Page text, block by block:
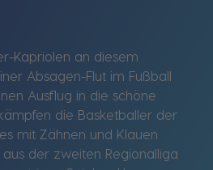
Kapriolen an diesem
Absagen-Flut im Fußball
Ausflug in die schöne
die Basketballer der
mit Zähnen und Klauen
der zweiten Regionalliga